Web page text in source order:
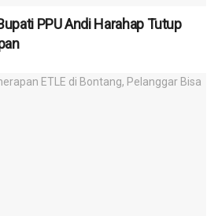
PPU Andi Harahap Tutup